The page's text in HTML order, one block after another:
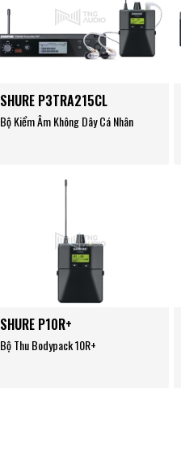
SHURE P3TRA215CL
Bộ Kiểm Âm Không Dây Cá Nhân
SHURE P10R+
Bộ Thu Bodypack 10R+